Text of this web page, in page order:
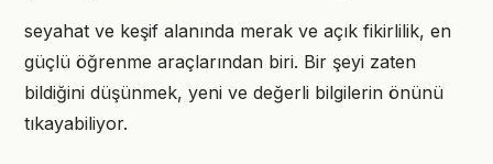
seyahat ve keşif alanında merak ve açık fikirlilik, en
güçlü öğrenme araçlarından biri. Bir şeyi zaten
bildiğini düşünmek, yeni ve değerli bilgilerin önünü
tıkayabiliyor.